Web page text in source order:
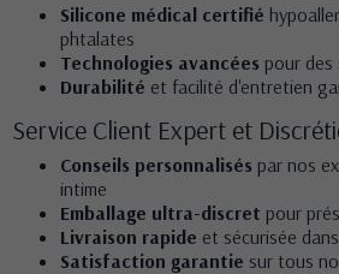
Silicone médical certifié
phtalates
Technologies avancées pour
Durabilité et facilité d'entretien
Service Client Expert et
Conseils personnalisés par nos
intime
Emballage ultra-discret pour
Livraison rapide et sécurisée
Satisfaction garantie sur tous